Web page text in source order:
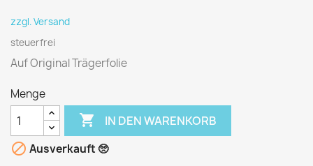
zzgl. Versand
steuerfrei
Auf Original Trägerfolie
Menge
 IN DEN WARENKORB
 Ausverkauft 🥺